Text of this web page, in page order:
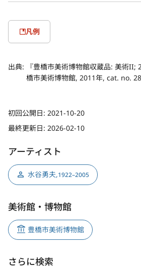
凡例
出典:
『豊橋市美術博物館収蔵品: 美術
橋市美術博物館, 2011年, cat. no.
初回公開日: 2021-10-20
最終更新日: 2026-02-10
アーティスト
水谷勇夫,1922–2005
美術館・博物館
豊橋市美術博物館
さらに検索